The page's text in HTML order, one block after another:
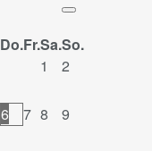
Do.Fr.Sa.So.
1
2
6 7 8 9